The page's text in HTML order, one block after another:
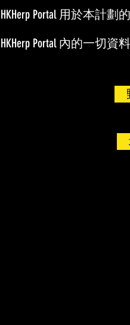
HKHerp Portal 用於本計劃
HKHerp Portal 內的一切